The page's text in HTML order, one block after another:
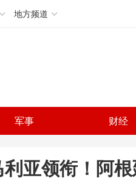
地方频道
军事 财经
亚领衔！阿